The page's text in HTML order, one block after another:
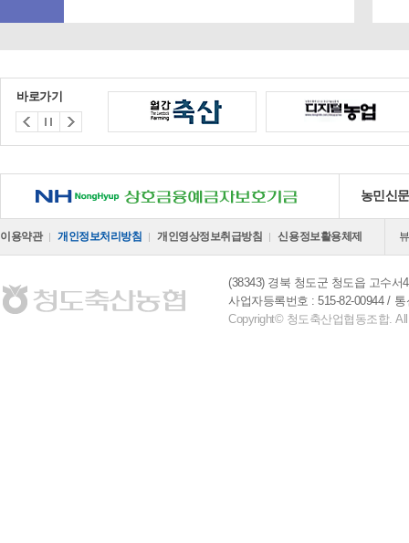
바로가기
NH 상호금융예금자보호기금 농민신
이용약관 개인정보처리방침 개인영상정보취급방침 신용정보활용체제
(38343) 경북 청도군 청도읍 고수서
사업자등록번호 : 515-82-00944
통
Copyright© 청도축산업협동조합.